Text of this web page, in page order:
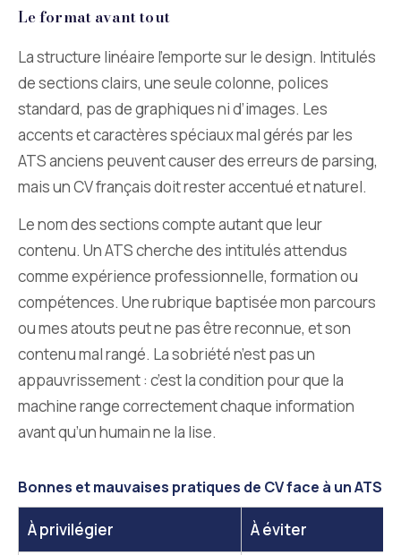
Le format avant tout
La structure linéaire l’emporte sur le design. Intitulés
de sections clairs, une seule colonne, polices
standard, pas de graphiques ni d’images. Les
accents et caractères spéciaux mal gérés par les
ATS anciens peuvent causer des erreurs de parsing,
mais un CV français doit rester accentué et naturel.
Le nom des sections compte autant que leur
contenu. Un ATS cherche des intitulés attendus
comme expérience professionnelle, formation ou
compétences. Une rubrique baptisée mon parcours
ou mes atouts peut ne pas être reconnue, et son
contenu mal rangé. La sobriété n’est pas un
appauvrissement : c’est la condition pour que la
machine range correctement chaque information
avant qu’un humain ne la lise.
Bonnes et mauvaises pratiques de CV face à un ATS,
À privilégier À éviter